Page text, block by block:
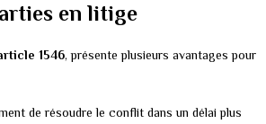
en litige
1546, présente plusieurs avantages pour
de résoudre le conflit dans un délai plus